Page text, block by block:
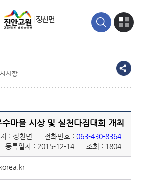
정천면
사항
마을 시상 및 실천다짐대회 개최
: 정천면 전화번호 : 063-430-8364
등록일자 : 2015-12-14
조회 : 1804